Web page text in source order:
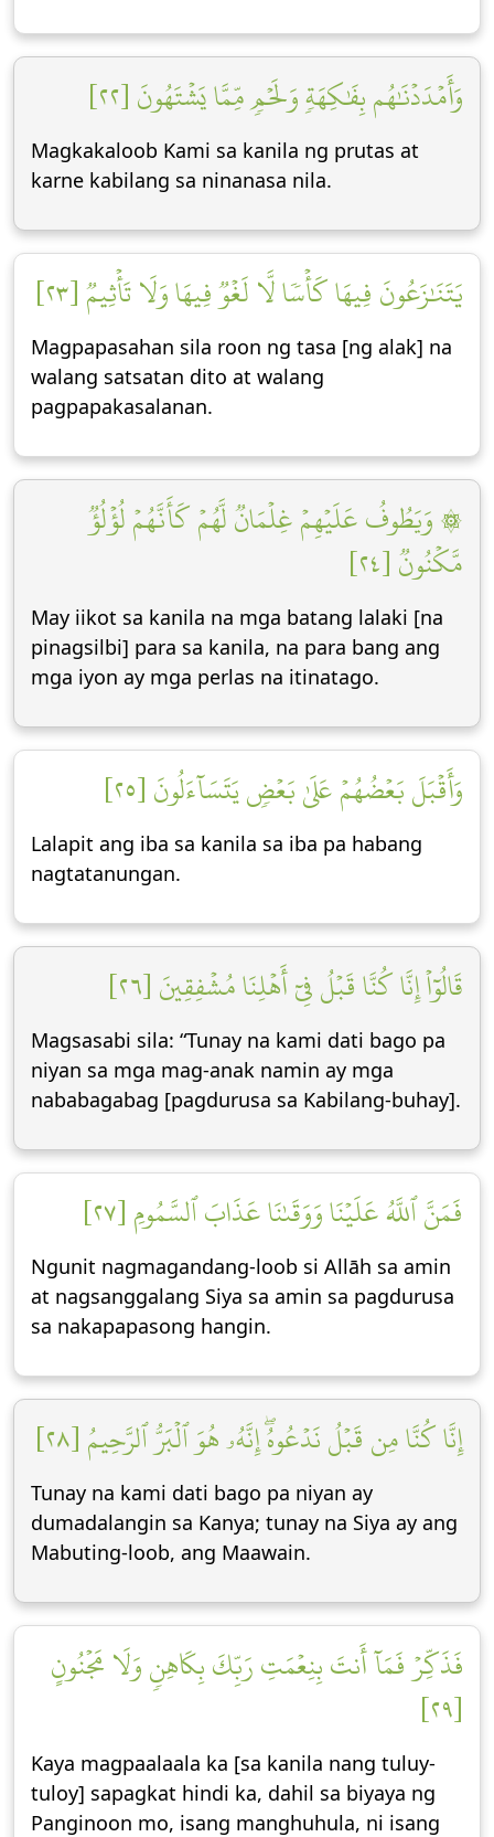
وَأَمۡدَدۡنَٰهُم بِفَٰكِهَةٖ وَلَحۡمٖ مِّمَّا يَشۡتَهُونَ [٢٢]
Magkakaloob Kami sa kanila ng prutas at
karne kabilang sa ninanasa nila.
يَتَنَٰزَعُونَ فِيهَا كَأۡسٗا لَّا لَغۡوٞ فِيهَا وَلَا تَأۡثِيمٞ [٢٣]
Magpapasahan sila roon ng tasa [ng alak] na
walang satsatan dito at walang
pagpapakasalanan.
۞ وَيَطُوفُ عَلَيۡهِمۡ غِلۡمَانٞ لَّهُمۡ كَأَنَّهُمۡ لُؤۡلُؤٞ
مَّكۡنُونٞ [٢٤]
May iikot sa kanila na mga batang lalaki [na
pinagsilbi] para sa kanila, na para bang ang
mga iyon ay mga perlas na itinatago.
وَأَقۡبَلَ بَعۡضُهُمۡ عَلَىٰ بَعۡضٖ يَتَسَآءَلُونَ [٢٥]
Lalapit ang iba sa kanila sa iba pa habang
nagtatanungan.
قَالُوٓاْ إِنَّا كُنَّا قَبۡلُ فِيٓ أَهۡلِنَا مُشۡفِقِينَ [٢٦]
Magsasabi sila: “Tunay na kami dati bago pa
niyan sa mga mag-anak namin ay mga
nababagabag [pagdurusa sa Kabilang-buhay].
فَمَنَّ ٱللَّهُ عَلَيۡنَا وَوَقَىٰنَا عَذَابَ ٱلسَّمُومِ [٢٧]
Ngunit nagmagandang-loob si Allāh sa amin
at nagsanggalang Siya sa amin sa pagdurusa
sa nakapapasong hangin.
إِنَّا كُنَّا مِن قَبۡلُ نَدۡعُوهُۖ إِنَّهُۥ هُوَ ٱلۡبَرُّ ٱلرَّحِيمُ [٢٨]
Tunay na kami dati bago pa niyan ay
dumadalangin sa Kanya; tunay na Siya ay ang
Mabuting-loob, ang Maawain.
فَذَكِّرۡ فَمَآ أَنتَ بِنِعۡمَتِ رَبِّكَ بِكَاهِنٖ وَلَا مَجۡنُونٍ
[٢٩]
Kaya magpaalaala ka [sa kanila nang tuluy-
tuloy] sapagkat hindi ka, dahil sa biyaya ng
Panginoon mo, isang manghuhula, ni isang